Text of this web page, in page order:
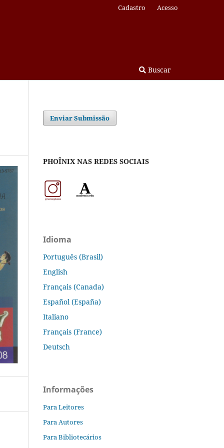
Buscar
Cadastro Acesso
Enviar Submissão
PHOÎNIX NAS REDES SOCIAIS
Idioma
Português (Brasil)
English
Français (Canada)
Español (España)
Italiano
Français (France)
Deutsch
Informações
Para Leitores
Para Autores
Para Bibliotecários